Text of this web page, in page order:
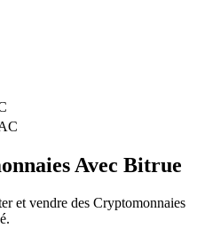
des informations
Avec Bitrue
et vendre des Cryptomonnaies